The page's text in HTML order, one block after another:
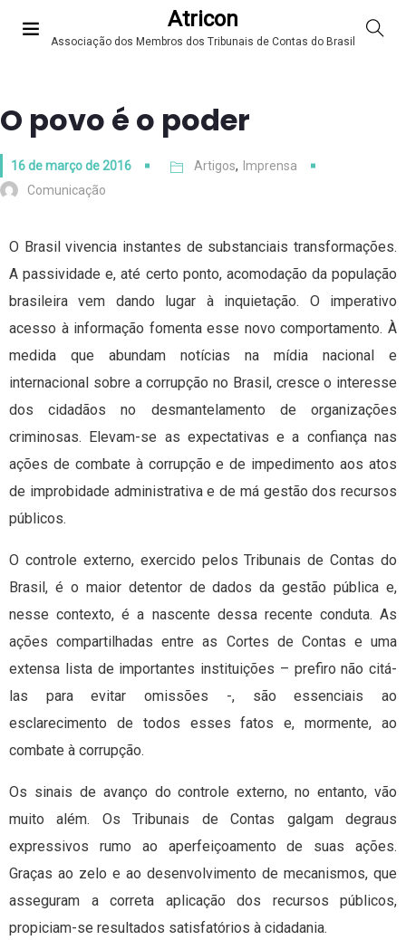
Atricon
Associação dos Membros dos Tribunais de Contas do Brasil
O povo é o poder
16 de março de 2016 Artigos,
Imprensa
Comunicação
O Brasil vivencia instantes de substanciais transformações.
A passividade e, até certo ponto, acomodação da população
brasileira vem dando lugar à inquietação. O imperativo
acesso à informação fomenta esse novo comportamento. À
medida que abundam notícias na mídia nacional e
internacional sobre a corrupção no Brasil, cresce o interesse
dos cidadãos no desmantelamento de organizações
criminosas. Elevam-se as expectativas e a confiança nas
ações de combate à corrupção e de impedimento aos atos
de improbidade administrativa e de má gestão dos recursos
públicos.
O controle externo, exercido pelos Tribunais de Contas do
Brasil, é o maior detentor de dados da gestão pública e,
nesse contexto, é a nascente dessa recente conduta. As
ações compartilhadas entre as Cortes de Contas e uma
extensa lista de importantes instituições – prefiro não citá-
las para evitar omissões -, são essenciais ao
esclarecimento de todos esses fatos e, mormente, ao
combate à corrupção.
Os sinais de avanço do controle externo, no entanto, vão
muito além. Os Tribunais de Contas galgam degraus
expressivos rumo ao aperfeiçoamento de suas ações.
Graças ao zelo e ao desenvolvimento de mecanismos, que
asseguram a correta aplicação dos recursos públicos,
propiciam-se resultados satisfatórios à cidadania.